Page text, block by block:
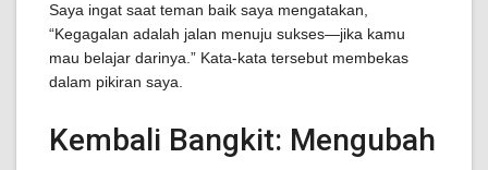
Saya ingat saat teman baik saya mengatakan,
“Kegagalan adalah jalan menuju sukses—jika kamu
mau belajar darinya.” Kata-kata tersebut membekas
dalam pikiran saya.
Kembali Bangkit: Mengubah